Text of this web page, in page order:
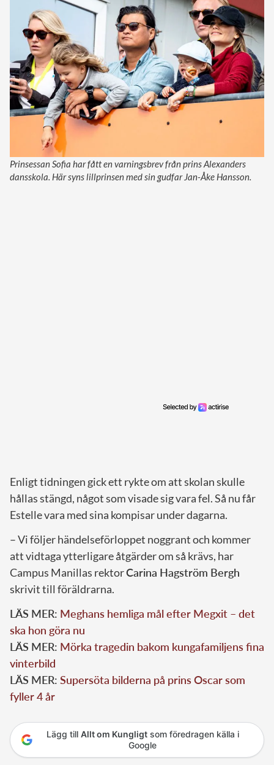
Prinsessan Sofia har fått en varningsbrev från prins Alexanders
dansskola. Här syns lillprinsen med sin gudfar Jan-Åke Hansson.
Enligt tidningen gick ett rykte om att skolan skulle
hållas stängd, något som visade sig vara fel. Så nu får
Estelle vara med sina kompisar under dagarna.
– Vi följer händelseförloppet noggrant och kommer
att vidtaga ytterligare åtgärder om så krävs, har
Campus Manillas rektorCarina Hagström Bergh
skrivit till föräldrarna.
LÄS MER: Meghans hemliga mål efter Megxit – det
ska hon göra nu
LÄS MER: Mörka tragedin bakom kungafamiljens fina
vinterbild
LÄS MER: Supersöta bilderna på prins Oscar som
fyller 4 år
Lägg till Allt om Kungligtsom föredragen källa i
Google